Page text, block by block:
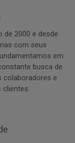
2000 e desde
com seus
em
busca de
colaboradores e
clientes.